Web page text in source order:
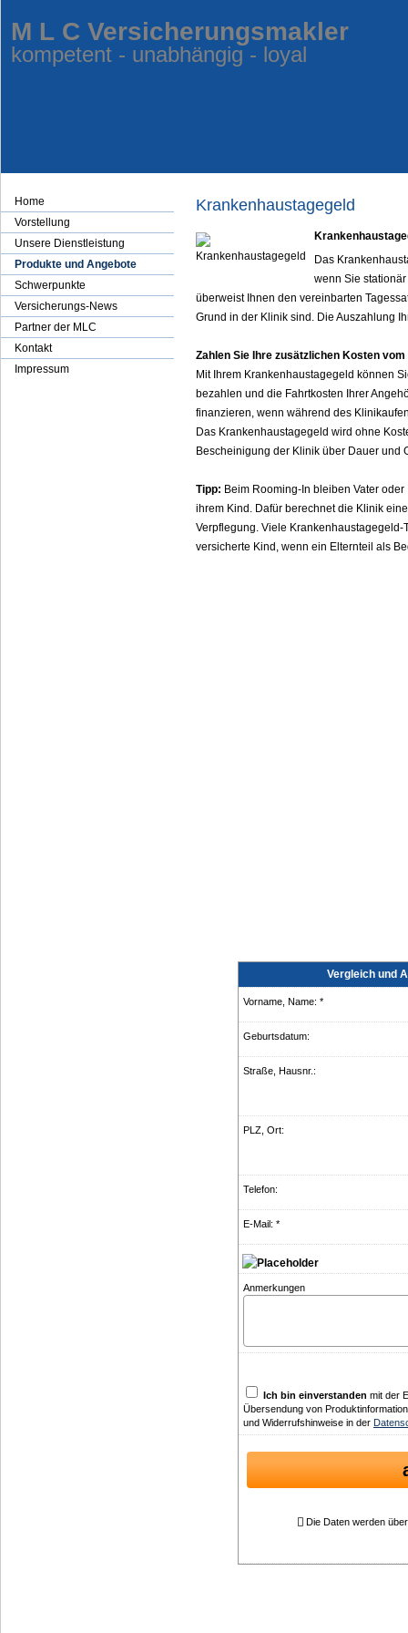
M L C Ver­sicherungs­makler
kompetent - unabhängig - loyal
Home
Vorstellung
Unsere Dienstleistung
Produkte und Angebote
Schwerpunkte
Versicherungs-News
Partner der MLC
Kontakt
Impressum
Krankenhaustagegeld
Das
wenn Sie
überweist Ihnen den vereinbarten
Grund in der Klinik sind. Die Auszahlung
Zahlen Sie Ihre zusätzlichen Kosten
Mit Ihrem Krankenhaustagegeld können
bezahlen und die Fahrtkosten Ihrer
finanzieren, wenn während des
Das Krankenhaustagegeld wird ohne
Bescheinigung der Klinik über Dauer und
Tipp: Beim Rooming-In bleiben Vater
ihrem Kind. Dafür berechnet die Klinik
Verpflegung. Viele
versicherte Kind, wenn ein Elternteil als
Vergleich und
Vorname, Name: *
Geburts­datum:
Straße, Hausnr.:
PLZ, Ort:
Telefon:
E-Mail: *
Anmerkungen
Ich bin einverstanden mit der
Übersendung von
und Widerrufshinweise in der
Die Daten werden